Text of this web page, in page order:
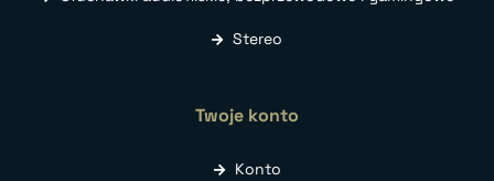
Stereo
Twoje konto
Konto